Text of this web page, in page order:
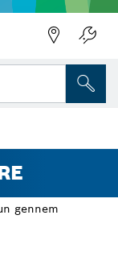
gennem